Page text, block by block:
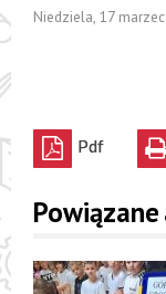
Niedziela, 17
Pdf